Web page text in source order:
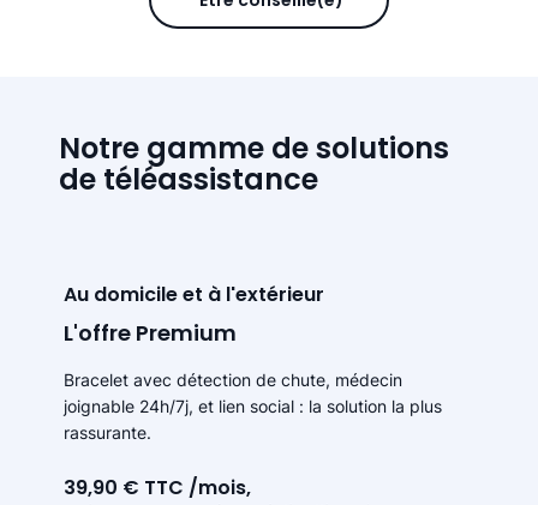
Notre gamme de solutions
de téléassistance
Au domicile et à l'extérieur
L'offre Premium
Bracelet avec détection de chute, médecin
joignable 24h/7j, et lien social : la solution la plus
rassurante.
39,90 € TTC /mois,